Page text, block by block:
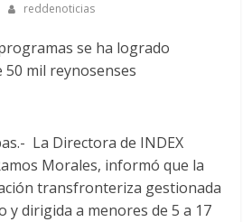
reddenoticias
se ha logrado
50 mil reynosenses
La Directora de INDEX
Morales, informó que la
transfronteriza gestionada
y dirigida a menores de 5 a 17